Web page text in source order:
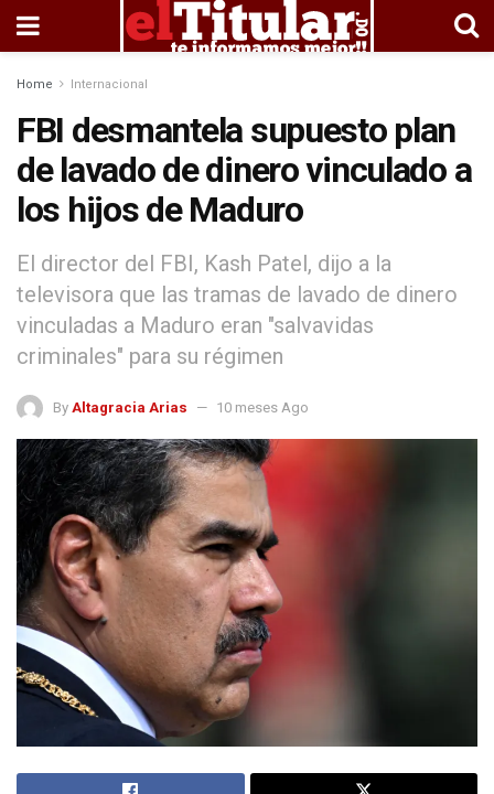
Home Internacional
FBI desmantela supuesto plan
de lavado de dinero vinculado a
los hijos de Maduro
El director del FBI, Kash Patel, dijo a la
televisora que las tramas de lavado de dinero
vinculadas a Maduro eran "salvavidas
criminales" para su régimen
By Altagracia Arias 10 meses Ago